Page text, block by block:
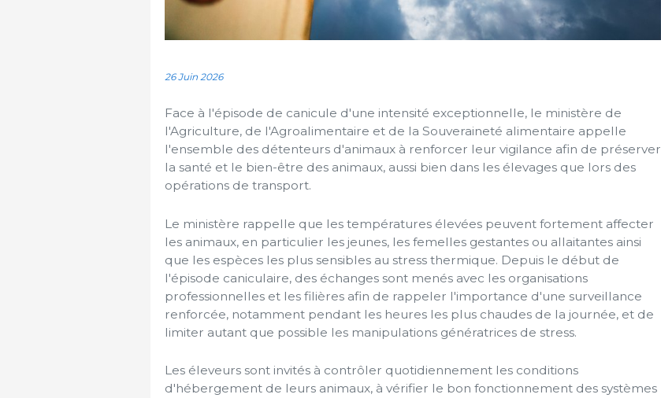
26 Juin 2026
Face à l'épisode de canicule d'une intensité exceptionnelle, le ministère de
l'Agriculture, de l'Agroalimentaire et de la Souveraineté alimentaire appelle
l'ensemble des détenteurs d'animaux à renforcer leur vigilance afin de préserver
la santé et le bien-être des animaux, aussi bien dans les élevages que lors des
opérations de transport.
Le ministère rappelle que les températures élevées peuvent fortement affecter
les animaux, en particulier les jeunes, les femelles gestantes ou allaitantes ainsi
que les espèces les plus sensibles au stress thermique. Depuis le début de
l'épisode caniculaire, des échanges sont menés avec les organisations
professionnelles et les filières afin de rappeler l'importance d'une surveillance
renforcée, notamment pendant les heures les plus chaudes de la journée, et de
limiter autant que possible les manipulations génératrices de stress.
Les éleveurs sont invités à contrôler quotidiennement les conditions
d'hébergement de leurs animaux, à vérifier le bon fonctionnement des systèmes